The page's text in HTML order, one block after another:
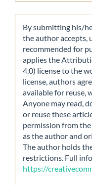
By submitting his/
the author accepts,
recommended for
applies the
4.0) license to the
license, authors
available for reuse,
Anyone may read,
or reuse these
permission from
as the author and
The author holds
restrictions. Full
https://